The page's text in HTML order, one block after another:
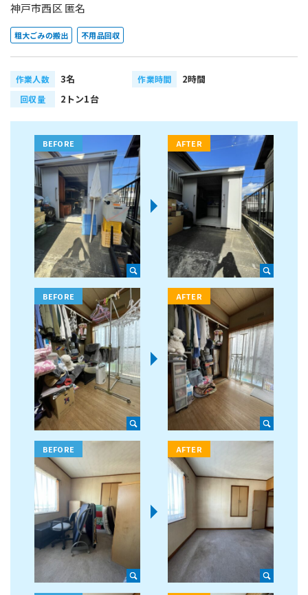
神戸市西区 匿名
粗大ごみの搬出 不用品回収
作業人数 3名 作業時間 2時間
回収量 2トン1台